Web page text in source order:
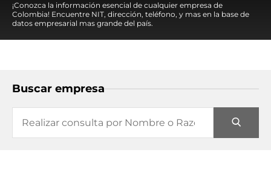
¡Conozca la información esencial de cualquier empresa de
Colombia! Encuentre NIT, dirección, teléfono, y mas en la base de
datos empresarial mas grande del país.
Buscar empresa